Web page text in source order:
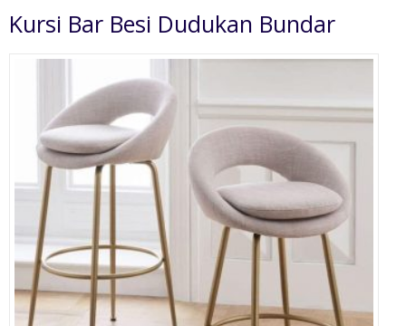
Kursi Bar Besi Dudukan Bundar